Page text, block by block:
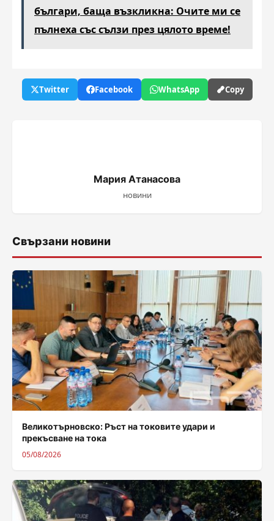
българи, баща възкликна: Очите ми се
пълнеха със сълзи през цялото време!
Twitter Facebook WhatsApp Copy
Мария Атанасова
новини
Свързани новини
Великотърновско: Ръст на токовите удари и
прекъсване на тока
05/08/2026